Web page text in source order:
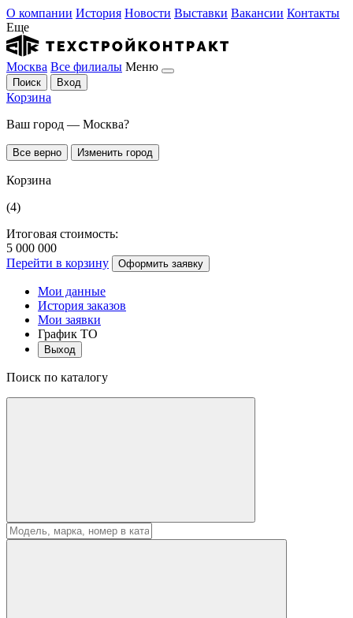
О компании История Новости Выставки Вакансии Контакты
Еще
Москва Все филиалы Меню
Поиск Вход
Корзина
Ваш город — Москва?
Все верно Изменить город
Корзина
(4)
Итоговая стоимость:
5 000 000
Перейти в корзину
Оформить заявку
Мои данные
История заказов
Мои заявки
График ТО
Выход
Поиск по каталогу